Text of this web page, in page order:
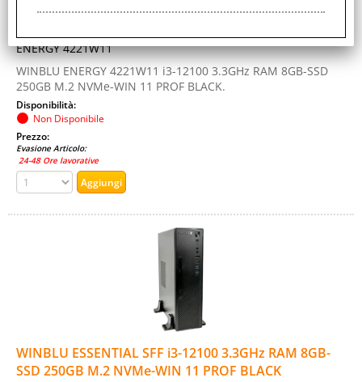
BLACK
ENERGY 4221W11
WINBLU ENERGY 4221W11 i3-12100 3.3GHz RAM 8GB-SSD
250GB M.2 NVMe-WIN 11 PROF BLACK.
Disponibilità:
Non Disponibile
Prezzo:
Evasione Articolo:
24-48 Ore lavorative
WINBLU ESSENTIAL SFF i3-12100 3.3GHz RAM 8GB-
SSD 250GB M.2 NVMe-WIN 11 PROF BLACK